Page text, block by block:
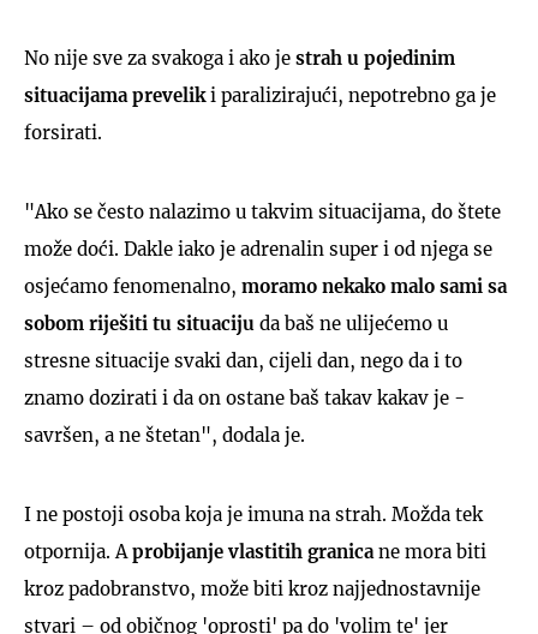
No nije sve za svakoga i ako je strah u pojedinim
situacijama preveliki paralizirajući, nepotrebno ga je
forsirati.
"Ako se često nalazimo u takvim situacijama, do štete
može doći. Dakle iako je adrenalin super i od njega se
osjećamo fenomenalno, moramo nekako malo sami sa
sobom riješiti tu situaciju da baš ne ulijećemo u
stresne situacije svaki dan, cijeli dan, nego da i to
znamo dozirati i da on ostane baš takav kakav je -
savršen, a ne štetan", dodala je.
I ne postoji osoba koja je imuna na strah. Možda tek
otpornija. A probijanje vlastitih granica ne mora biti
kroz padobranstvo, može biti kroz najjednostavnije
stvari – od običnog 'oprosti' pa do 'volim te' jer